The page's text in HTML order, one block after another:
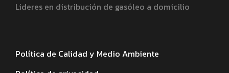
Lideres en distribución de gasóleo a domicilio
Política de Calidad y Medio Ambiente